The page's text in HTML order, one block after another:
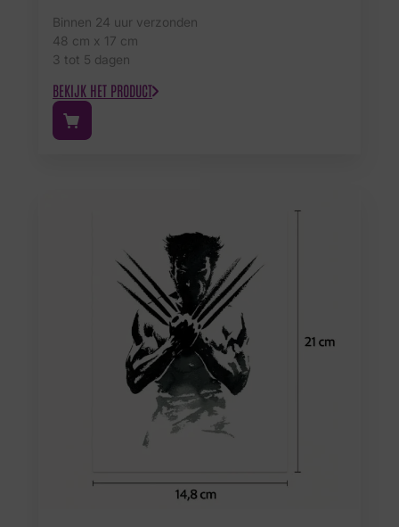
Binnen 24 uur verzonden
48 cm x 17 cm
3 tot 5 dagen
BEKIJK HET PRODUCT